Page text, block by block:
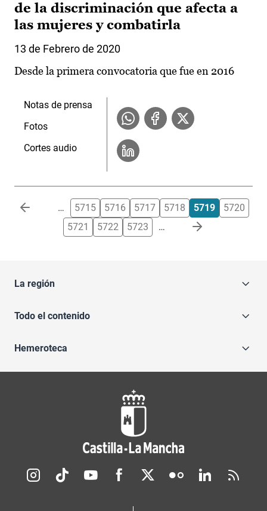
de la discriminación que afecta a
las mujeres y combatirla
13 de Febrero de 2020
Desde la primera convocatoria que fue en 2016
Notas de prensa
Fotos
Cortes audio
Paginación … 5715 5716 5717 5718 5719
5720
5721
5722 5723 …
La región
Todo el contenido
Hemeroteca
Redes sociales JCCM